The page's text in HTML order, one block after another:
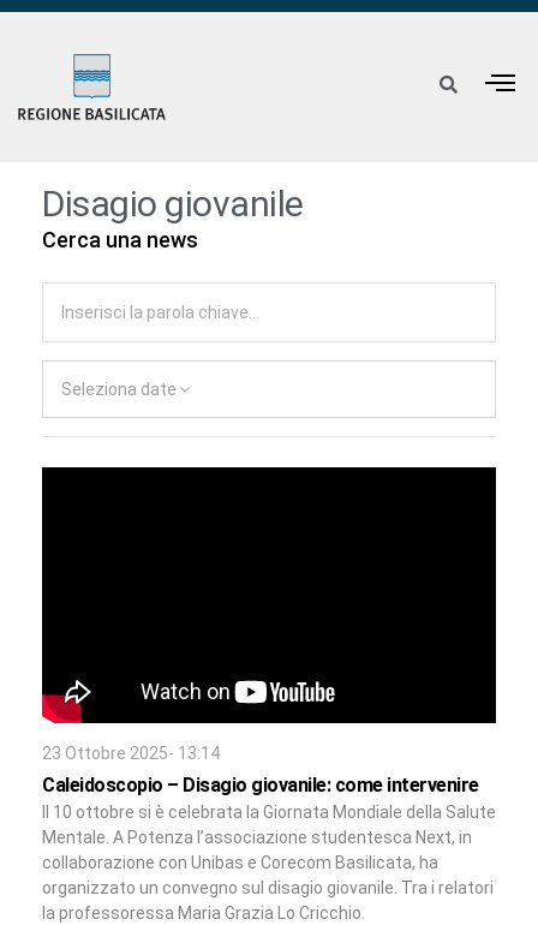
Disagio giovanile
Cerca una news
Seleziona date
23 Ottobre 2025- 13:14
Caleidoscopio – Disagio giovanile: come intervenire
Il 10 ottobre si è celebrata la Giornata Mondiale della Salute
Mentale. A Potenza l’associazione studentesca Next, in
collaborazione con Unibas e Corecom Basilicata, ha
organizzato un convegno sul disagio giovanile. Tra i relatori
la professoressa Maria Grazia Lo Cricchio.